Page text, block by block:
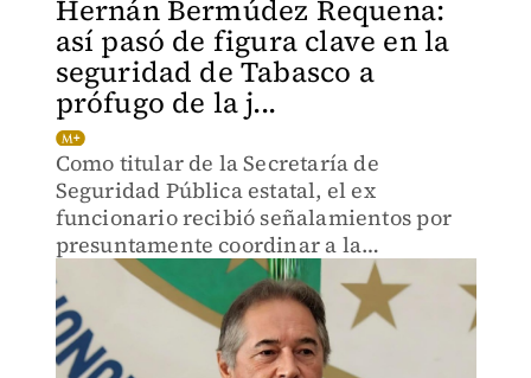
Hernán Bermúdez Requena:
así pasó de figura clave en la
seguridad de Tabasco a
prófugo de la j...
Como titular de la Secretaría de
Seguridad Pública estatal, el ex
funcionario recibió señalamientos por
presuntamente coordinar a la
organización delictiva La Barredora.